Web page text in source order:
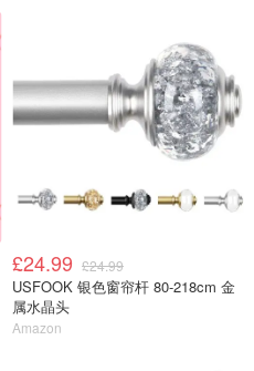
£24.99 £24.99
USFOOK 银色窗帘杆 80-218cm 金
属水晶头
Amazon